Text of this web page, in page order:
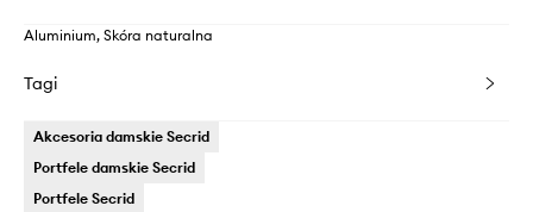
Aluminium, Skóra naturalna
Tagi
Akcesoria damskie Secrid
Portfele damskie Secrid
Portfele Secrid